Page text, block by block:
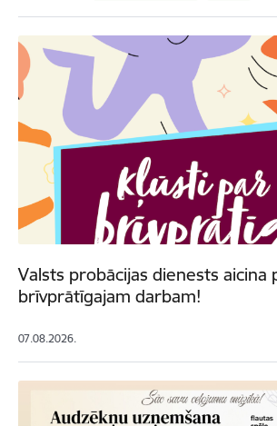
Valsts probācijas dienests aicina
brīvprātīgajam darbam!
07.08.2026.